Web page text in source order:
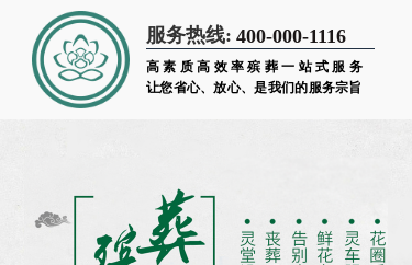
服务热线: 400-000-1116
高素质高效率殡葬一站式服务
让您省心、放心、是我们的服务宗旨